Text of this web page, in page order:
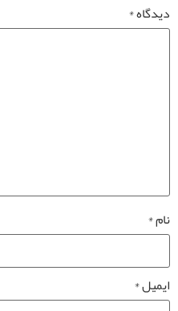
دیدگاه*
نام*
ایمیل*